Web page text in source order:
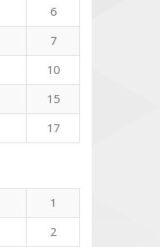
6
7
10
15
17
1
2